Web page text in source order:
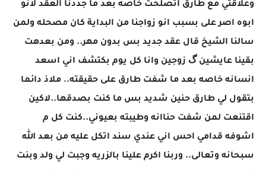
وعلاقتي مع طارق اتصلحت خاصه بعد ما جددنا العقد لانو
ابوه اصر على بسبب انو زواجنا من البداية كان مصحله ولمن
سالنا الشيخ قال عقد جديد بس بدون مهر.. ومن بعدهت
بقينا عايشين گ زوجين وانا كل يوم بكتشف اني اسعد
انسانه خاصه بعد ما شفت طارق على حقيقته.. ملاذ دائما
بتقول لي طارق حنين شديد بس ما كنت بصدقها..لاكين
اقتنعت لمن شفت حناانه وطيبته بعيوني..كنت كل م
اشوفه قدامي احس اني عندي سند اتكل عليه من بعد الله
سبحانه وتعالى.. وربنا اكرم علينا بالزريه وجبت لي ولد وبنت